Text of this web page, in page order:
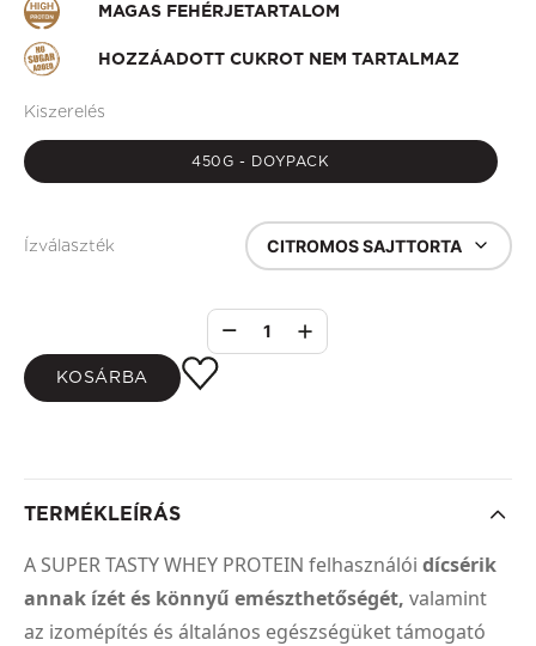
MAGAS FEHÉRJETARTALOM
HOZZÁADOTT CUKROT NEM TARTALMAZ
Kiszerelés
450G - DOYPACK
Ízválaszték CITROMOS SAJTTORTA
1
KOSÁRBA
TERMÉKLEÍRÁS
A SUPER TASTY WHEY PROTEIN felhasználói dícsérik
annak ízét és könnyű emészthetőségét, valamint
az izomépítés és általános egészségüket támogató